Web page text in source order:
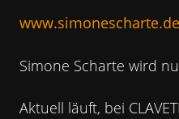
www.simonescharte.de
Simone Scharte wird
Aktuell läuft, bei CLAVETI